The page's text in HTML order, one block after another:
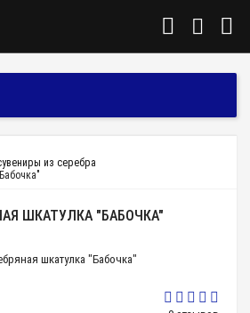
из серебра
ШКАТУЛКА "БАБОЧКА"